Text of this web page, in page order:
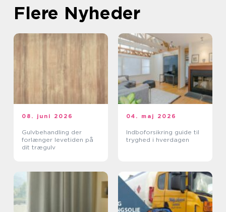
Flere Nyheder
08. juni 2026
Gulvbehandling der
forlænger levetiden på
dit trægulv
04. maj 2026
Indboforsikring guide til
tryghed i hverdagen